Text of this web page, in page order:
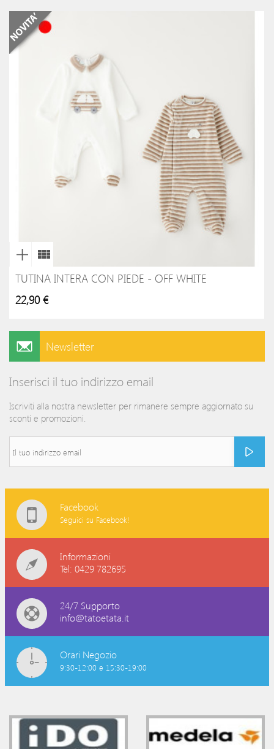
TUTINA INTERA CON PIEDE - OFF WHITE
22,90 €
Newsletter
Inserisci il tuo indirizzo email
Iscriviti alla nostra newsletter per rimanere sempre aggiornato su
sconti e promozioni.
Facebook
Seguici su Facebook!
Informazioni
Tel: 0429 782695
24/7 Supporto
info@tatoetata.it
Orari Negozio
9:30-12:00 e 15:30-19:00